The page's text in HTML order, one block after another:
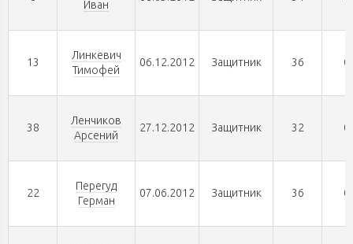
Иван
13
Линкевич
Тимофей
06.12.2012 Защитник 36 0
38
Ленчиков
Арсений
27.12.2012 Защитник 32 0
22
Перегуд
Герман
07.06.2012 Защитник 36 0